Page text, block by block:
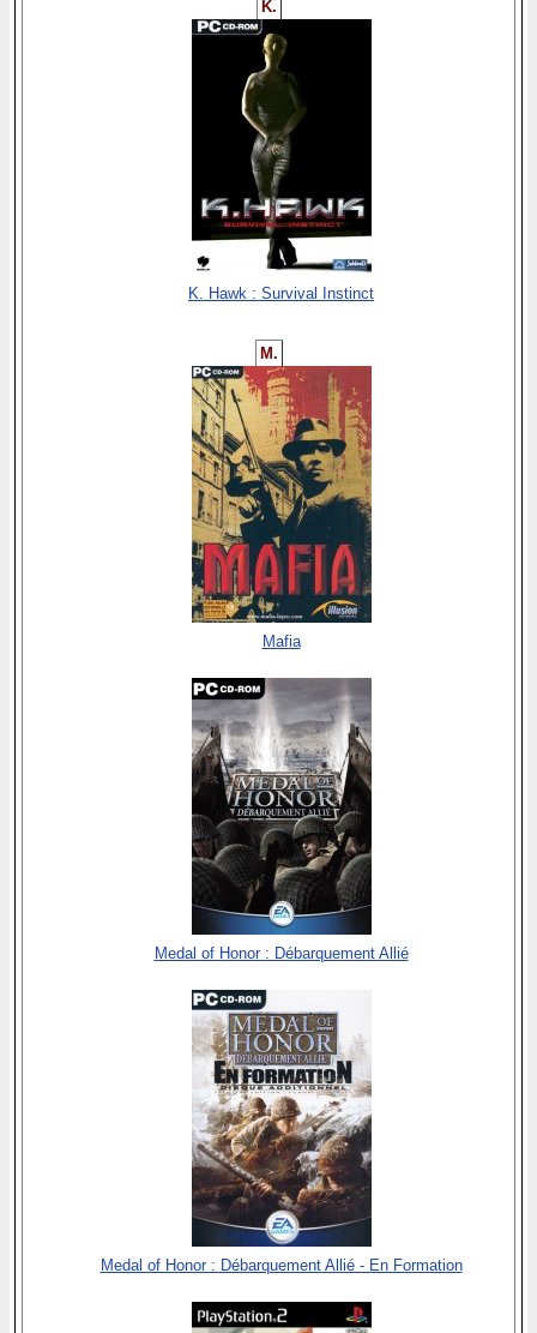
K.
K. Hawk : Survival Instinct
M.
Mafia
Medal of Honor : Débarquement Allié
Medal of Honor : Débarquement Allié - En Formation